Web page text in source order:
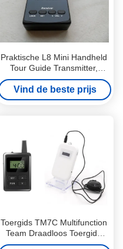
Praktische L8 Mini Handheld
Tour Guide Transmitter,
Zwart Draadloos
Vertalingssysteem
Vind de beste prijs
Toergids TM7C Multifunction
Team Draadloos Toergids
Systeem